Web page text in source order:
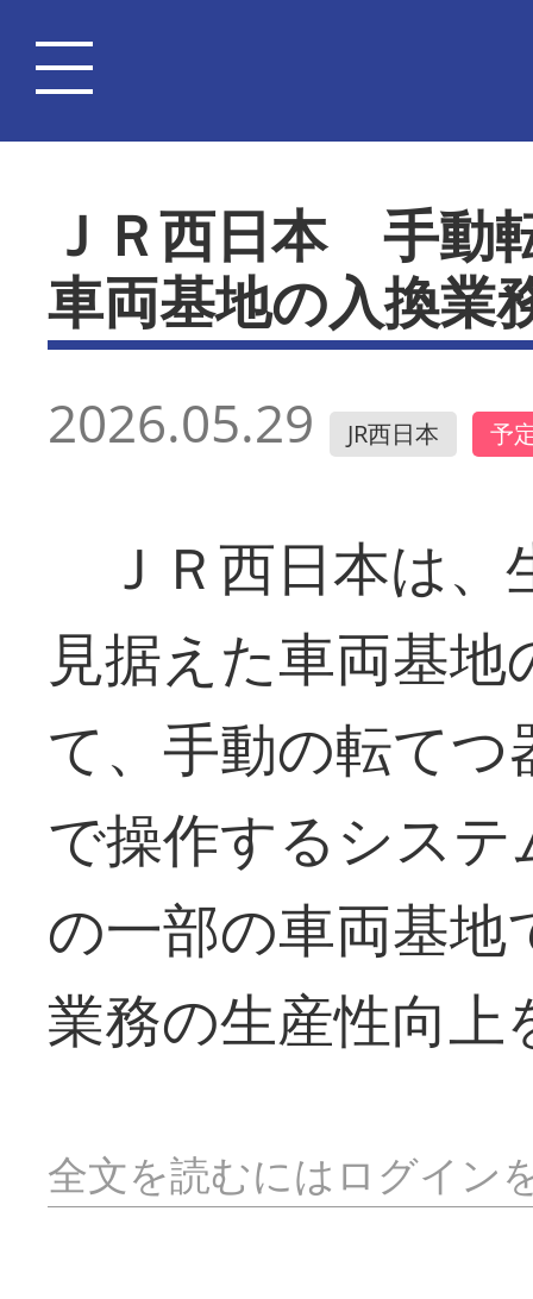
ＪＲ西日本 手動
車両基地の入換業
2026.05.29 JR西日本 予
ＪＲ西日本は、
見据えた車両基
て、手動の転て
で操作するシス
の一部の車両基
業務の生産性向上
全文を読むにはログイン